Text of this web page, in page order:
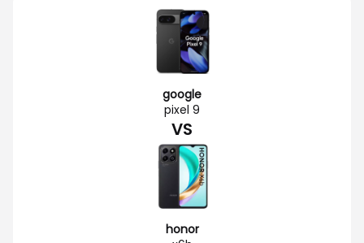
google
pixel 9
VS
honor